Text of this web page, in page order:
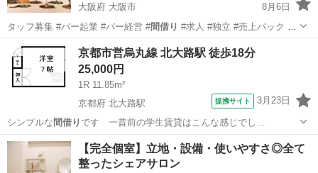
大阪府 大阪市
8月6日
タッフ募集 #バー起業 #バー経営 #間借り #求人 #独立 #売上バック #
売上…
大阪 大阪市 レンタルオフィス 曜日
京都市営烏丸線 北大路駅 徒歩18分
25,000円
1R 11.85m²
京都府 北大路駅
提携サイト 3月23日
シンプルな 間借り です 一昔前の学生賃貸はこんな感じでし…
京都 京都市 北大路駅 アパート
【完全個室】立地・設備・使いやすさ◎全て
整ったシェアサロン